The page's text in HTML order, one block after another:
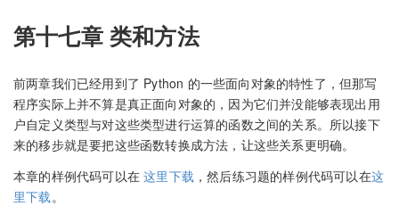
第十七章 类和方法
前两章我们已经用到了 Python 的一些面向对象的特性了，但那写
程序实际上并不算是真正面向对象的，因为它们并没能够表现出用
户自定义类型与对这些类型进行运算的函数之间的关系。所以接下
来的移步就是要把这些函数转换成方法，让这些关系更明确。
本章的样例代码可以在这里下载 ，然后练习题的样例代码可以在这
里下载 。